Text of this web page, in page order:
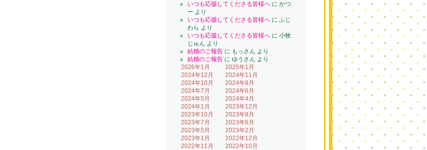
いつも応援してくださる皆様へ に かつ
ー より
いつも応援してくださる皆様へ に ふじ
わら より
いつも応援してくださる皆様へ に 小牧
じゅん より
結婚のご報告 に もっさん より
結婚のご報告 に ゆうさん より
2026年1月
2025年1月
2024年12月
2024年11月
2024年10月
2024年8月
2024年7月
2024年6月
2024年5月
2024年4月
2024年1月
2023年12月
2023年10月
2023年8月
2023年7月
2023年6月
2023年5月
2023年2月
2023年1月
2022年12月
2022年11月
2022年10月